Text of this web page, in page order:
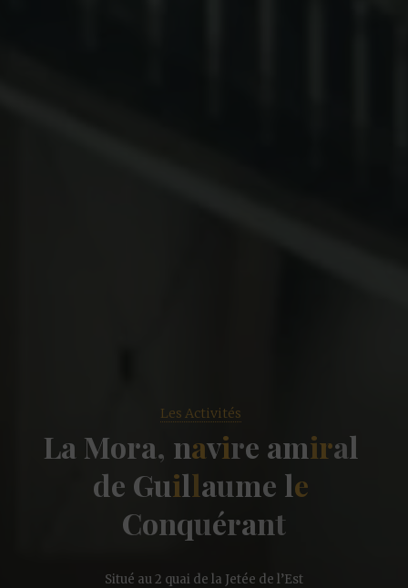
Les Activités
La Mora, navire amiral
de Guillaume le
Conquérant
Situé au 2 quai de la Jetée de l’Est